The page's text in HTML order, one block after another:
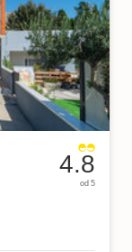
4.8
od 5